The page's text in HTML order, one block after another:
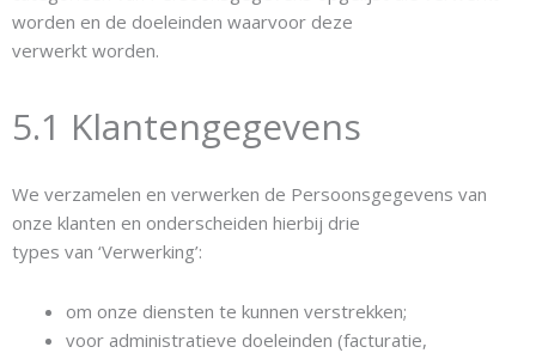
worden en de doeleinden waarvoor deze
verwerkt worden.
5.1 Klantengegevens
We verzamelen en verwerken de Persoonsgegevens van
onze klanten en onderscheiden hierbij drie
types van ‘Verwerking’:
om onze diensten te kunnen verstrekken;
voor administratieve doeleinden (facturatie,